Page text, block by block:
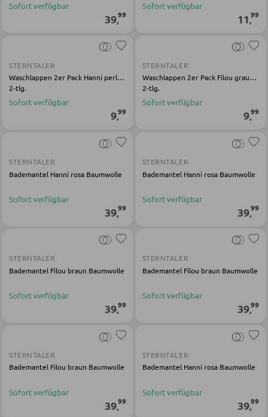
HOCKER
Poufs
Sitzsäcke
SCHLAFEN
Nachttische
Doppelbetten
Komplette Schlafzimmer
MATRATZEN SHOP
Matratzen
Sofort verfügbar
39,99
Sofort verfügbar
11,99
STERNTALER
Waschlappen 2er Pack Hanni perlrosa Baumwolle
2-tlg.
Sofort verfügbar
9,99
STERNTALER
Waschlappen 2er Pack Filou graublau Baumwolle
2-tlg.
Sofort verfügbar
9,99
STERNTALER
Bademantel Hanni rosa Baumwolle
Sofort verfügbar
39,99
STERNTALER
Bademantel Hanni rosa Baumwolle
Sofort verfügbar
39,99
STERNTALER
Bademantel Filou braun Baumwolle
Sofort verfügbar
39,99
STERNTALER
Bademantel Filou braun Baumwolle
Sofort verfügbar
39,99
STERNTALER
Bademantel Filou braun Baumwolle
Sofort verfügbar
39,99
STERNTALER
Bademantel Hanni rosa Baumwolle
Sofort verfügbar
39,99